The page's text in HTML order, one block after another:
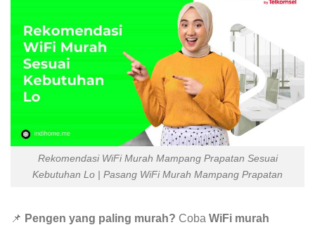
Rekomendasi WiFi Murah Mampang Prapatan Sesuai
Kebutuhan Lo | Pasang WiFi Murah Mampang Prapatan
📌 Pengen yang paling murah? Coba WiFi murah